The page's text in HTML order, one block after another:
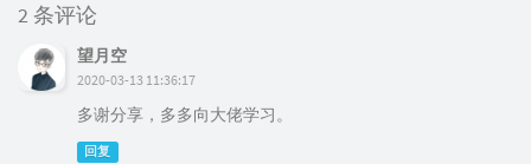
2 条评论
望月空
2020-03-13 11:36:17
多谢分享，多多向大佬学习。
回复